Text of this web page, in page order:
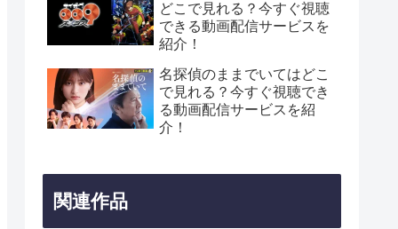
どこで見れる？今すぐ視聴
できる動画配信サービスを
紹介！
名探偵のままでいてはどこ
で見れる？今すぐ視聴でき
る動画配信サービスを紹
介！
関連作品